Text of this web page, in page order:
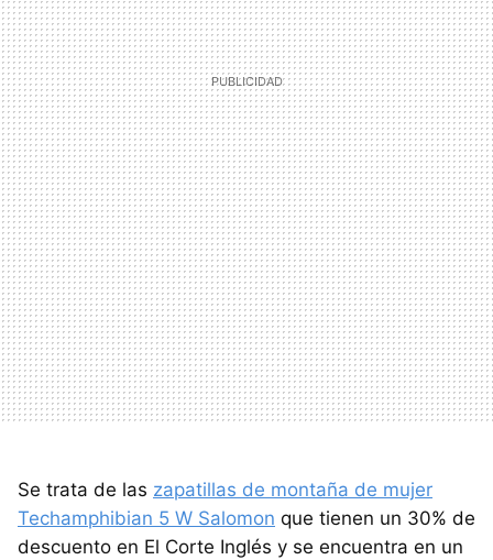
Se trata de las zapatillas de montaña de mujer
Techamphibian 5 W Salomon que tienen un 30% de
descuento en El Corte Inglés y se encuentra en un